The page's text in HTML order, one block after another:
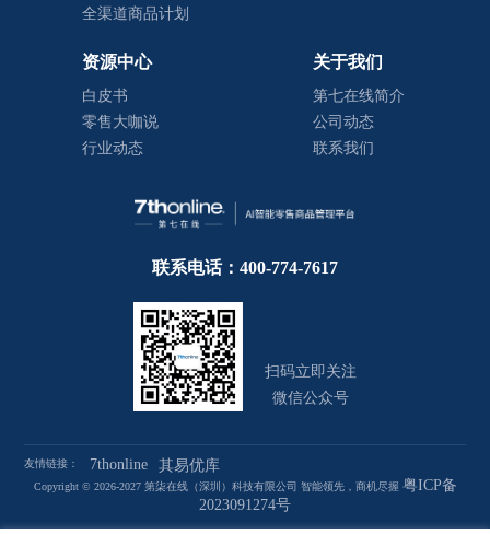
全渠道商品计划
资源中心
白皮书
零售大咖说
行业动态
关于我们
第七在线简介
公司动态
联系我们
联系电话：400-774-7617
扫码立即关注
微信公众号
友情链接： 7thonline 其易优库
Copyright © 2026-2027 第柒在线（深圳）科技有限公司 智能领先，商机尽握 粤ICP备
2023091274号